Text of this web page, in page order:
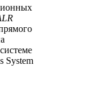
System